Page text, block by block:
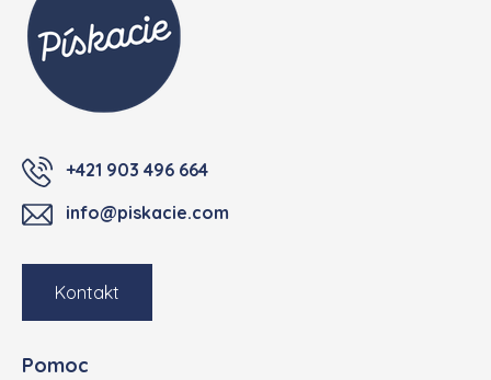
+421 903 496 664
info@piskacie.com
Kontakt
Pomoc